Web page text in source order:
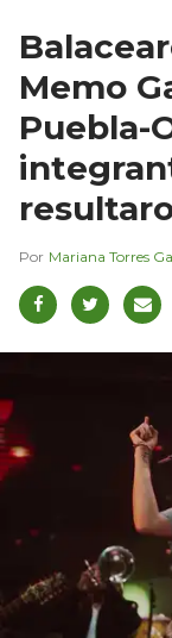
Memo
Puebla-
Mariana Torres